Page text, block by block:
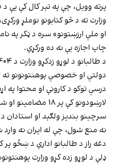
پرته وویل، چې په تېر کال کې یې د
وزارت ته د څو کتابونو نوملړ
او ملي ارزښتونو» سره د ټکر په
چاپ اجازه یې نه ده ورکړې.
دولتي او خصوصي پوهنتونونو ته
درسي توکو د کارونې او محتوا په
سرچینو بندیز ولګېد او استادان
نه منع شول، چې له ایران نه
دغه راز د طالبانو ادارې د ښځو پر
ډلې د لوړو زده کړو وزارت